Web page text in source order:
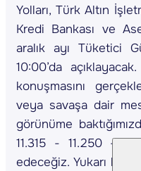
Yolları, Türk Altın
Kredi Bankası ve
aralık ayı Tüketici
10:00’da
konuşmasını
veya savaşa dair
görünüme
11.315 - 11.250 -
edeceğiz. Yukarı